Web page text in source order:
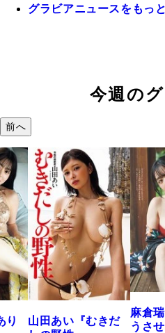
グラビアニュースをもっ
今週の
前へ
きだ
麻倉瑞季『夏がそ
うさせた』
青
100